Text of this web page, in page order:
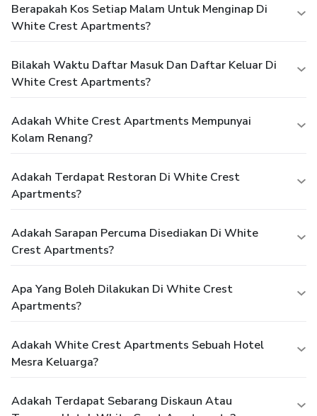
Berapakah Kos Setiap Malam Untuk Menginap Di
White Crest Apartments?
Bilakah Waktu Daftar Masuk Dan Daftar Keluar Di
White Crest Apartments?
Adakah White Crest Apartments Mempunyai
Kolam Renang?
Adakah Terdapat Restoran Di White Crest
Apartments?
Adakah Sarapan Percuma Disediakan Di White
Crest Apartments?
Apa Yang Boleh Dilakukan Di White Crest
Apartments?
Adakah White Crest Apartments Sebuah Hotel
Mesra Keluarga?
Adakah Terdapat Sebarang Diskaun Atau